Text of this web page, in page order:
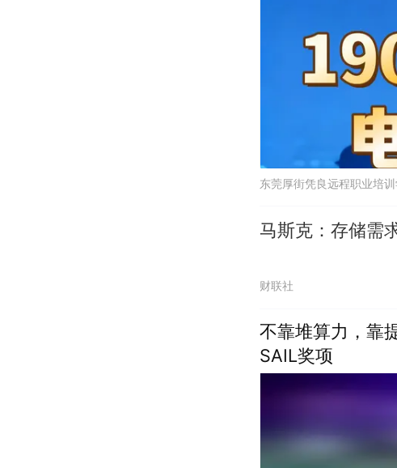
东莞厚街凭良远程职业培
马斯克：存储需
财联社
不靠堆算力，靠
SAIL奖项